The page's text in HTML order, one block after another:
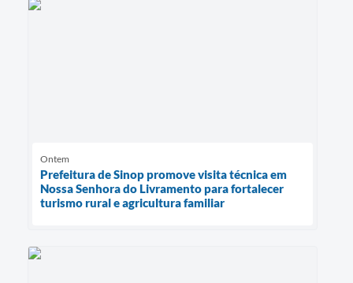
Ontem
Prefeitura de Sinop promove visita técnica em
Nossa Senhora do Livramento para fortalecer
turismo rural e agricultura familiar